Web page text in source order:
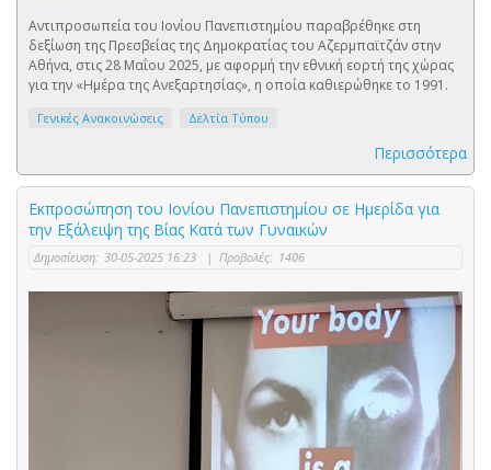
Αντιπροσωπεία του Ιονίου Πανεπιστημίου παραβρέθηκε στη
δεξίωση της Πρεσβείας της Δημοκρατίας του Αζερμπαϊτζάν στην
Αθήνα, στις 28 Μαΐου 2025, με αφορμή την εθνική εορτή της χώρας
για την «Ημέρα της Ανεξαρτησίας», η οποία καθιερώθηκε το 1991.
Γενικές Ανακοινώσεις Δελτία Τύπου
Περισσότερα
Εκπροσώπηση του Ιονίου Πανεπιστημίου σε Ημερίδα για
την Εξάλειψη της Βίας Κατά των Γυναικών
Δημοσίευση: 30-05-2025 16:23 | Προβολές: 1406